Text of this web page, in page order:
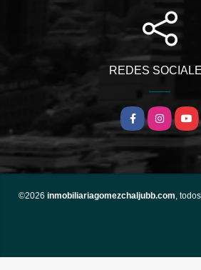
REDES
FacebookInstagram
©2026 inmobiliariagomezchaljubb.com,